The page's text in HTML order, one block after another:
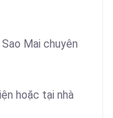
Mai chuyên
hoặc tại nhà